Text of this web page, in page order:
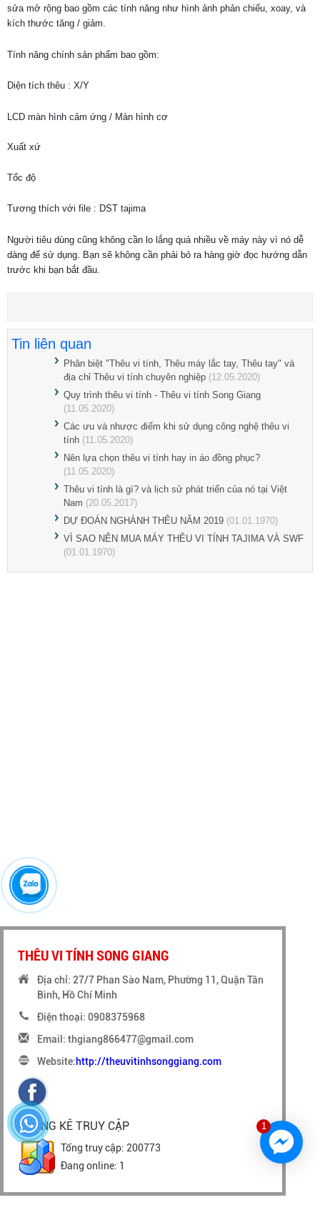
sửa mở rộng bao gồm các tính năng như hình ảnh phản chiếu, xoay, và
kích thước tăng / giảm.
Tính năng chính sản phẩm bao gồm:
Diện tích thêu : X/Y
LCD màn hình cảm ứng / Màn hình cơ
Xuất xứ
Tốc độ
Tương thích với file : DST tajima
Người tiêu dùng cũng không cần lo lắng quá nhiều về máy này vì nó dễ
dàng để sử dụng. Bạn sẽ không cần phải bỏ ra hàng giờ đọc hướng dẫn
trước khi bạn bắt đầu.
Tin liên quan
Phân biệt "Thêu vi tính, Thêu máy lắc tay, Thêu tay" và
địa chỉ Thêu vi tính chuyên nghiệp (12.05.2020)
Quy trình thêu vi tính - Thêu vi tính Song Giang
(11.05.2020)
Các ưu và nhược điểm khi sử dụng công nghệ thêu vi
tính (11.05.2020)
Nên lựa chọn thêu vi tính hay in áo đồng phục?
(11.05.2020)
Thêu vi tính là gì? và lịch sử phát triển của nó tại Việt
Nam (20.05.2017)
DỰ ĐOÁN NGHÀNH THÊU NĂM 2019 (01.01.1970)
VÌ SAO NÊN MUA MÁY THÊU VI TÍNH TAJIMA VÀ SWF
(01.01.1970)
THÊU VI TÍNH SONG GIANG
Địa chỉ: 27/7 Phan Sào Nam, Phường 11, Quận Tân
Bình, Hồ Chí Minh
Điện thoại: 0908375968
Email: thgiang866477@gmail.com
Website:http://theuvitinhsonggiang.com
THỐNG KÊ TRUY CẬP
Tổng truy cập: 200773
Đang online: 1
1